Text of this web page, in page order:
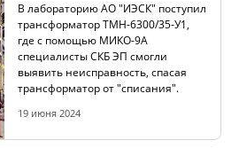
ПОДОБРАТЬ ПРИБОР
КАТАЛОГ
АКЦИИ
В лабораторию АО "ИЭСК" поступил
трансформатор ТМН-6300/35-У1,
где с помощью МИКО-9А
специалисты СКБ ЭП смогли
выявить неисправность, спасая
трансформатор от "списания".
19 июня 2024